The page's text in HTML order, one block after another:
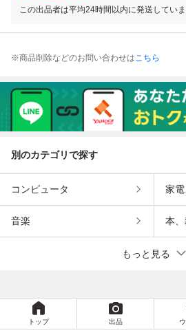
この出品者は平均24時間以内に発送してい
※商品削除などのお問い合わせはこちら
別のカテゴリで探す
コンピュータ 家電
音楽 本
もっと見る
トップ 出品